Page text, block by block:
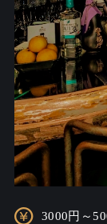
3000円～